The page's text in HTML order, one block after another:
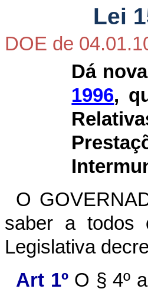
Lei
DOE de
Dá
1996,
O
saber a todos
Legislativa
Art 1ºO § 4º